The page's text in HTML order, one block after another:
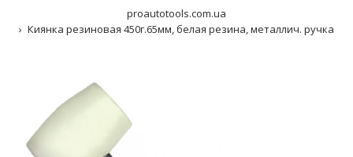
proautotools.com.ua
Киянка резиновая 450г.65мм, белая резина, металлич. ручка